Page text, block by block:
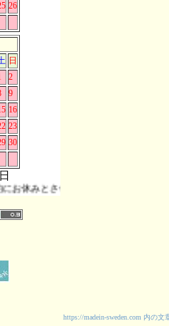
26
日
2
9
16
23
30
みとさせていただきます。 また、
https://madein-sweden.com 内の